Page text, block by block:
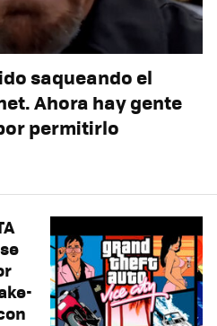
saqueando el
Ahora hay gente
permitirlo